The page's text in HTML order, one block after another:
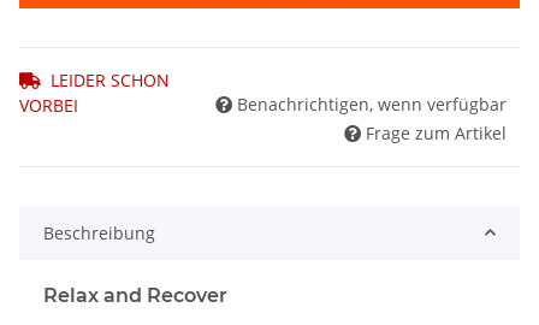
LEIDER SCHON
VORBEI
Benachrichtigen, wenn verfügbar
Frage zum Artikel
Beschreibung
Relax and Recover